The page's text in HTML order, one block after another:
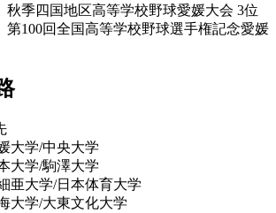
季四国地区高等学校野球愛媛大会 3位
100回全国高等学校野球選手権記念愛媛
大学/中央大学
大学/駒澤大学
亜大学/日本体育大学
大学/大東文化大学